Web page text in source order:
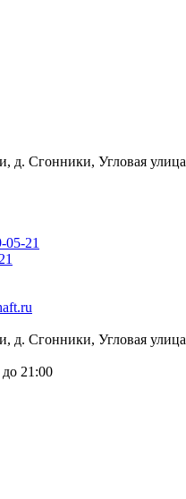
Сгонники, Угловая улица
05-21
Сгонники, Угловая улица
21:00